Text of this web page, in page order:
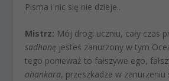
Pisma i nic się nie dzieje..
Mistrz: Mój drogi uczniu, cały czas
sadhanę jesteś zanurzony w tym
tego ponieważ to fałszywe ego,
ahankara, przeszkadza w zanurzeniu